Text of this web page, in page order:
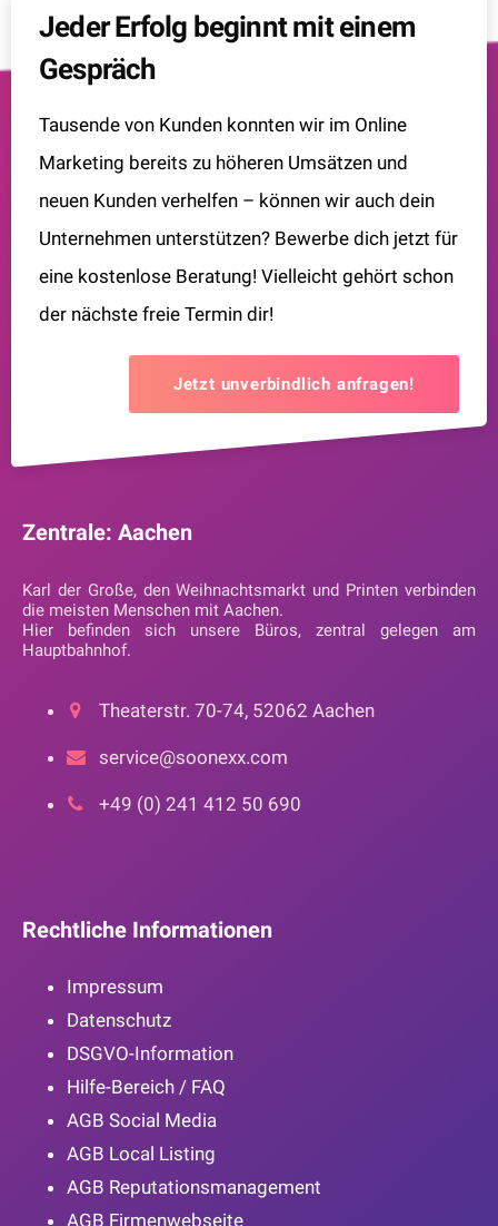
Jeder Erfolg beginnt mit einem
Gespräch
Tausende von Kunden konnten wir im Online
Marketing bereits zu höheren Umsätzen und
neuen Kunden verhelfen – können wir auch dein
Unternehmen unterstützen? Bewerbe dich jetzt für
eine kostenlose Beratung! Vielleicht gehört schon
der nächste freie Termin dir!
Jetzt unverbindlich anfragen!
Zentrale: Aachen
Karl der Große, den Weihnachtsmarkt und Printen verbinden
die meisten Menschen mit Aachen.
Hier befinden sich unsere Büros, zentral gelegen am
Hauptbahnhof.
Theaterstr. 70-74, 52062 Aachen
service@soonexx.com
+49 (0) 241 412 50 690
Rechtliche Informationen
Impressum
Datenschutz
DSGVO-Information
Hilfe-Bereich / FAQ
AGB Social Media
AGB Local Listing
AGB Reputationsmanagement
AGB Firmenwebseite